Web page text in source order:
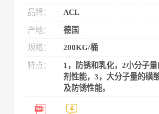
品牌：
ACL
产地：
德国
规格：
200KG/桶
特点：
1，防锈和乳化，2小分子
剂性能，3，大分子量的磺
及防锈性能。